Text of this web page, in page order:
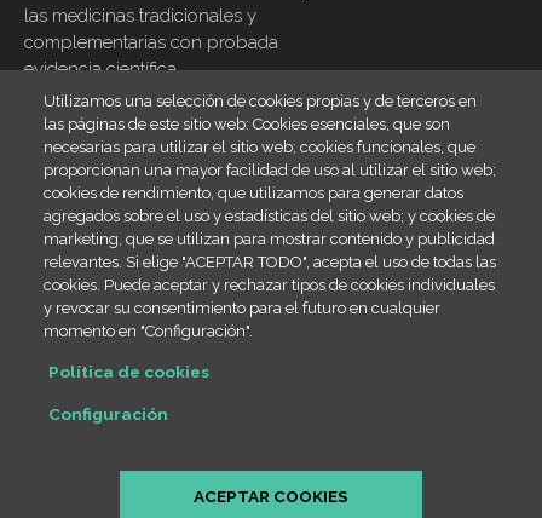
las medicinas tradicionales y
complementarias con probada
evidencia científica
Footer
menu
Inicio
Blog
Contacto
Legal
Política de cookies
SiteMap
Utilizamos una selección de cookies propias y de terceros en
las páginas de este sitio web: Cookies esenciales, que son
necesarias para utilizar el sitio web; cookies funcionales, que
proporcionan una mayor facilidad de uso al utilizar el sitio web;
cookies de rendimiento, que utilizamos para generar datos
agregados sobre el uso y estadísticas del sitio web; y cookies de
marketing, que se utilizan para mostrar contenido y publicidad
relevantes. Si elige "ACEPTAR TODO", acepta el uso de todas las
cookies. Puede aceptar y rechazar tipos de cookies individuales
y revocar su consentimiento para el futuro en cualquier
momento en "Configuración".
Política de cookies
Configuración
ACEPTAR COOKIES
(+34) 666 23 19 66
Passeig de Sant Gervasi 55, 08022 Barcelona